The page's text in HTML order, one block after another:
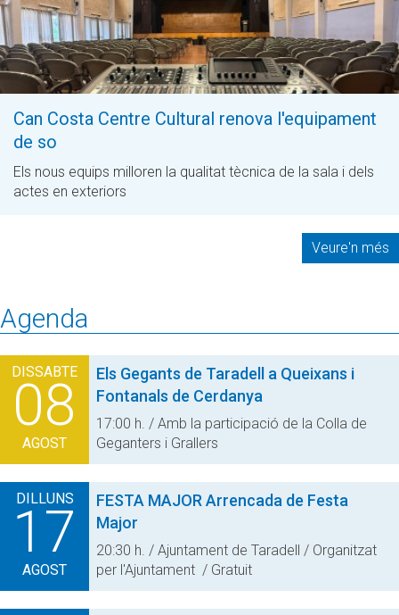
Can Costa Centre Cultural renova l'equipament
de so
Els nous equips milloren la qualitat tècnica de la sala i dels
actes en exteriors
Veure'n més
Agenda
DISSABTE
08
AGOST
Els Gegants de Taradell a Queixans i
Fontanals de Cerdanya
17:00 h. / Amb la participació de la Colla de
Geganters i Grallers
DILLUNS
17
AGOST
FESTA MAJOR Arrencada de Festa
Major
20:30 h. / Ajuntament de Taradell / Organitzat
per l'Ajuntament / Gratuit